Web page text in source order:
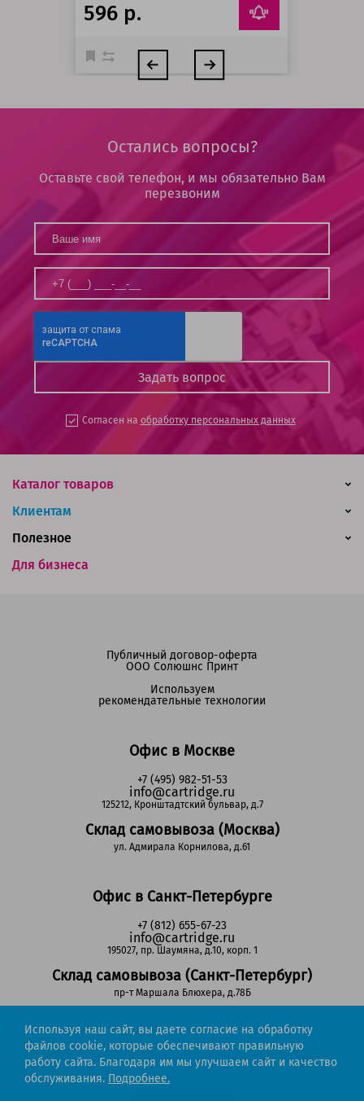
596 р.
Остались вопросы?
Оставьте свой телефон, и мы обязательно Вам
перезвоним
Согласен на обработку персональных данных
Каталог товаров
Клиентам
Для бизнеса
Полезное
Офис в Москве
+7 (495) 982-51-53
info@cartridge.ru
125212, Кронштадтский бульвар, д.7
Склад самовывоза (Москва)
ул. Адмирала Корнилова, д.61
Офис в Санкт-Петербурге
+7 (812) 655-67-23
info@cartridge.ru
195027, пр. Шаумяна, д.10, корп. 1
Склад самовывоза (Санкт-Петербург)
пр-т Маршала Блюхера, д.78Б
Регионы РФ
8-800-302-51-53
(звонок бесплатный)
Публичный договор-оферта
ООО Солюшнс Принт
Используем
рекомендательные технологии
Используя наш сайт, вы даете согласие на обработку
файлов cookie, которые обеспечивают правильную
работу сайта. Благодаря им мы улучшаем сайт и качество
обслуживания. Подробнее.